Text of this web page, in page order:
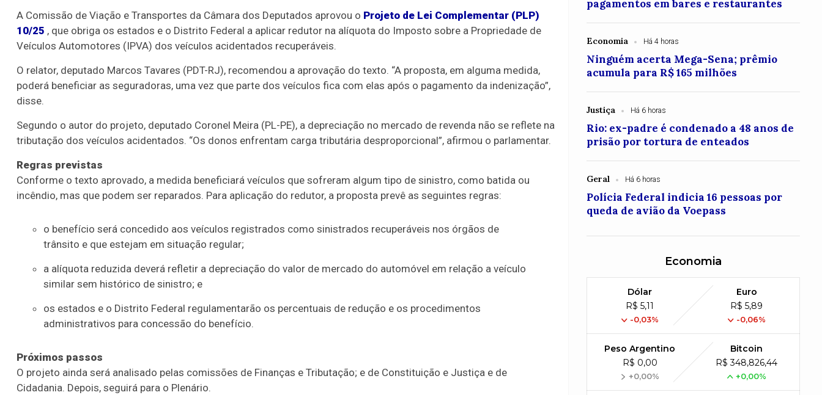
A Comissão de Viação e Transportes da Câmara dos Deputados aprovou o Projeto de Lei Complementar (PLP)
10/25 , que obriga os estados e o Distrito Federal a aplicar redutor na alíquota do Imposto sobre a Propriedade de
Veículos Automotores (IPVA) dos veículos acidentados recuperáveis.
O relator, deputado Marcos Tavares (PDT-RJ), recomendou a aprovação do texto. “A proposta, em alguma medida,
poderá beneficiar as seguradoras, uma vez que parte dos veículos fica com elas após o pagamento da indenização”,
disse.
Segundo o autor do projeto, deputado Coronel Meira (PL-PE), a depreciação no mercado de revenda não se reflete na
tributação dos veículos acidentados. “Os donos enfrentam carga tributária desproporcional”, afirmou o parlamentar.
Regras previstas
Conforme o texto aprovado, a medida beneficiará veículos que sofreram algum tipo de sinistro, como batida ou
incêndio, mas que podem ser reparados. Para aplicação do redutor, a proposta prevê as seguintes regras:
o benefício será concedido aos veículos registrados como sinistrados recuperáveis nos órgãos de
trânsito e que estejam em situação regular;
a alíquota reduzida deverá refletir a depreciação do valor de mercado do automóvel em relação a veículo
similar sem histórico de sinistro; e
os estados e o Distrito Federal regulamentarão os percentuais de redução e os procedimentos
administrativos para concessão do benefício.
Próximos passos
O projeto ainda será analisado pelas comissões de Finanças e Tributação; e de Constituição e Justiça e de
Cidadania. Depois, seguirá para o Plenário.
pagamentos em bares e restaurantes
Economia Há 4 horas
Ninguém acerta Mega-Sena; prêmio
acumula para R$ 165 milhões
Justiça Há 6 horas
Rio: ex-padre é condenado a 48 anos de
prisão por tortura de enteados
Geral Há 6 horas
Polícia Federal indicia 16 pessoas por
queda de avião da Voepass
Economia
Dólar
R$ 5,11
-0,03%
Euro
R$ 5,89
-0,06%
Peso Argentino
R$ 0,00
+0,00%
Bitcoin
R$ 348,826,44
+0,00%